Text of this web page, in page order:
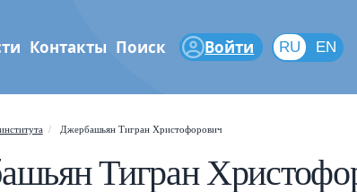
Контакты Поиск Войти RU EN
RU
Джербашьян Тигран Христофорович
Тигран +